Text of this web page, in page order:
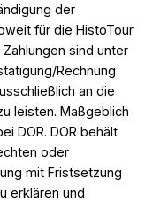
der
für die HistoTour
sind unter
Rechnung
an die
leisten. Maßgeblich
DOR. DOR behält
oder
mit Fristsetzung
erklären und